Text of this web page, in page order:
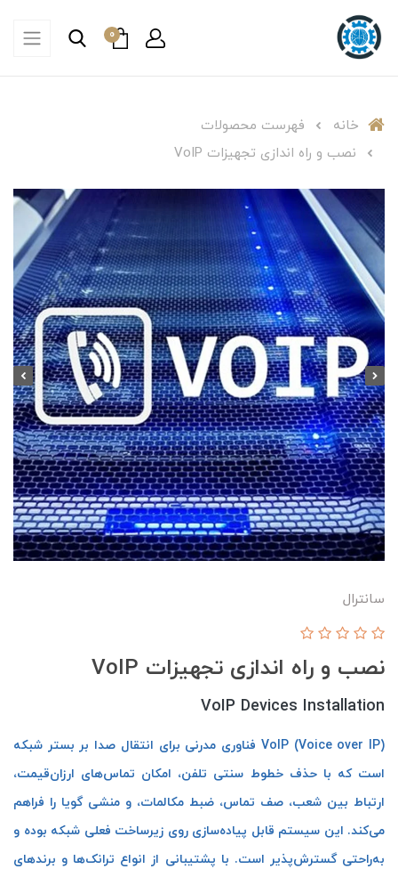
0
خانه
فهرست محصولات
نصب و راه اندازی تجهیزات VoIP
سانترال
نصب و راه اندازی تجهیزات VoIP
VoIP Devices Installation
VoIP (Voice over IP) فناوری مدرنی برای انتقال صدا بر بستر شبکه
است که با حذف خطوط سنتی تلفن، امکان تماس‌های ارزان‌قیمت،
ارتباط بین شعب، صف تماس، ضبط مکالمات، و منشی گویا را فراهم
می‌کند. این سیستم قابل پیاده‌سازی روی زیرساخت فعلی شبکه بوده و
به‌راحتی گسترش‌پذیر است. با پشتیبانی از انواع ترانک‌ها و برندهای